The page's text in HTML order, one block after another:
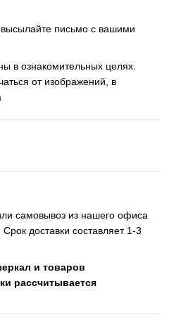
письмо c вашими
в ознакомительных целях.
от изображений, в
самовывоз из нашего офиса
доставки составляет 1-3
и товаров
рассчитывается